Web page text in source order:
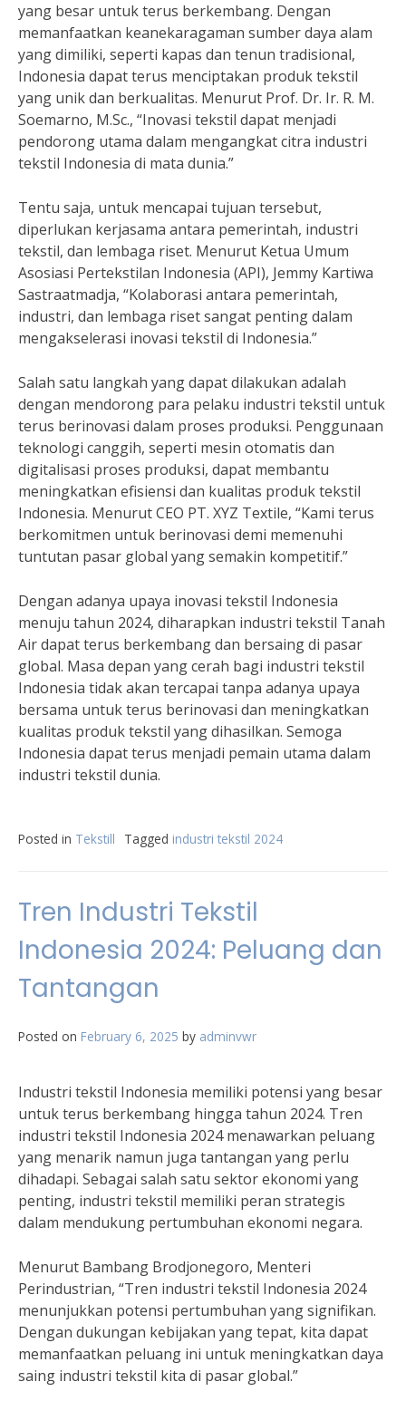
yang besar untuk terus berkembang. Dengan
memanfaatkan keanekaragaman sumber daya alam
yang dimiliki, seperti kapas dan tenun tradisional,
Indonesia dapat terus menciptakan produk tekstil
yang unik dan berkualitas. Menurut Prof. Dr. Ir. R. M.
Soemarno, M.Sc., “Inovasi tekstil dapat menjadi
pendorong utama dalam mengangkat citra industri
tekstil Indonesia di mata dunia.”
Tentu saja, untuk mencapai tujuan tersebut,
diperlukan kerjasama antara pemerintah, industri
tekstil, dan lembaga riset. Menurut Ketua Umum
Asosiasi Pertekstilan Indonesia (API), Jemmy Kartiwa
Sastraatmadja, “Kolaborasi antara pemerintah,
industri, dan lembaga riset sangat penting dalam
mengakselerasi inovasi tekstil di Indonesia.”
Salah satu langkah yang dapat dilakukan adalah
dengan mendorong para pelaku industri tekstil untuk
terus berinovasi dalam proses produksi. Penggunaan
teknologi canggih, seperti mesin otomatis dan
digitalisasi proses produksi, dapat membantu
meningkatkan efisiensi dan kualitas produk tekstil
Indonesia. Menurut CEO PT. XYZ Textile, “Kami terus
berkomitmen untuk berinovasi demi memenuhi
tuntutan pasar global yang semakin kompetitif.”
Dengan adanya upaya inovasi tekstil Indonesia
menuju tahun 2024, diharapkan industri tekstil Tanah
Air dapat terus berkembang dan bersaing di pasar
global. Masa depan yang cerah bagi industri tekstil
Indonesia tidak akan tercapai tanpa adanya upaya
bersama untuk terus berinovasi dan meningkatkan
kualitas produk tekstil yang dihasilkan. Semoga
Indonesia dapat terus menjadi pemain utama dalam
industri tekstil dunia.
Posted in Tekstill Tagged industri tekstil 2024
Tren Industri Tekstil
Indonesia 2024: Peluang dan
Tantangan
Posted on February 6, 2025 by adminvwr
Industri tekstil Indonesia memiliki potensi yang besar
untuk terus berkembang hingga tahun 2024. Tren
industri tekstil Indonesia 2024 menawarkan peluang
yang menarik namun juga tantangan yang perlu
dihadapi. Sebagai salah satu sektor ekonomi yang
penting, industri tekstil memiliki peran strategis
dalam mendukung pertumbuhan ekonomi negara.
Menurut Bambang Brodjonegoro, Menteri
Perindustrian, “Tren industri tekstil Indonesia 2024
menunjukkan potensi pertumbuhan yang signifikan.
Dengan dukungan kebijakan yang tepat, kita dapat
memanfaatkan peluang ini untuk meningkatkan daya
saing industri tekstil kita di pasar global.”